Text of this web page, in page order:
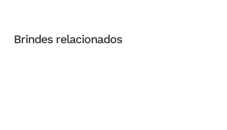
Brindes relacionados